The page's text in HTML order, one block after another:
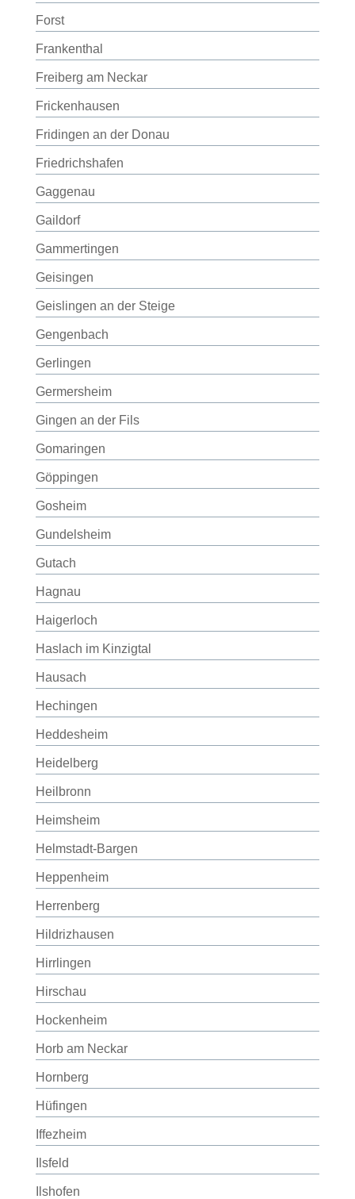
Forst
Frankenthal
Freiberg am Neckar
Frickenhausen
Fridingen an der Donau
Friedrichshafen
Gaggenau
Gaildorf
Gammertingen
Geisingen
Geislingen an der Steige
Gengenbach
Gerlingen
Germersheim
Gingen an der Fils
Gomaringen
Göppingen
Gosheim
Gundelsheim
Gutach
Hagnau
Haigerloch
Haslach im Kinzigtal
Hausach
Hechingen
Heddesheim
Heidelberg
Heilbronn
Heimsheim
Helmstadt-Bargen
Heppenheim
Herrenberg
Hildrizhausen
Hirrlingen
Hirschau
Hockenheim
Horb am Neckar
Hornberg
Hüfingen
Iffezheim
Ilsfeld
Ilshofen